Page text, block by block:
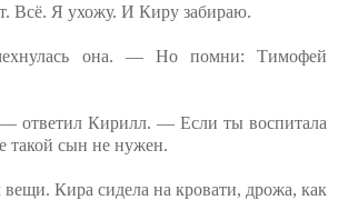
Всё. Я ухожу. И Киру забираю.
она. — Но помни: Тимофей
ответил Кирилл. — Если ты воспитала
такой сын не нужен.
вещи. Кира сидела на кровати, дрожа, как